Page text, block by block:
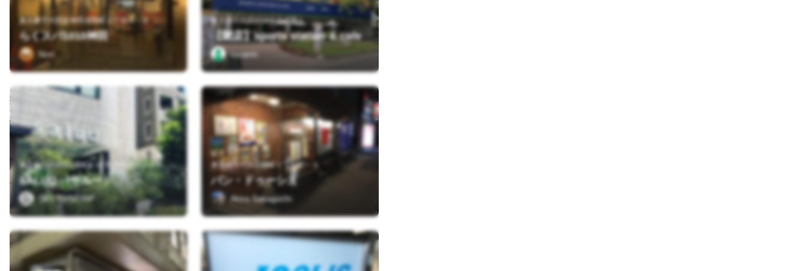
東京都千代田区神田淡路町２丁目９－９
らくスパ1010神田
Nori
東京都千代田区日比谷公園１
【閉店】sports station & cafe
sazarin
東
京都千代田区3番町3-10 乳房再建センタービル 1F
SALUD （サルー）
SKY RUNTRIP
東京都千代田区麹町１丁目５－４
バン・ドゥーシュ
Akira Sakaguchi